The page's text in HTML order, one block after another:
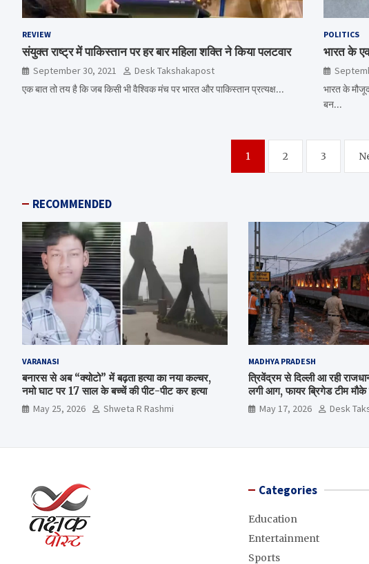
REVIEW
संयुक्त राष्ट्र में पाकिस्तान पर हर बार महिला शक्ति ने किया पलटवार
September 30, 2021
Desk Takshakapost
एक बात तो तय है कि जब किसी भी वैश्विक मंच पर भारत और पाकिस्तान प्रत्यक्ष…
POLITICS
भारत के
भारत के
बन…
1 2 3
RECOMMENDED
VARANASI
बनारस से अब “क्योटो” में बढ़ता हत्या का नया कल्चर,
नमो घाट पर 17 साल के बच्चें की पीट-पीट कर हत्या
May 25, 2026 Shweta R Rashmi
MADHYA PRADESH
त्रिवेंद्रम से दिल्ली आ रही
लगी आग, फायर ब्रिगेड टीम मौके
May 17, 2026 Desk
Categories
Education
Entertainment
Sports